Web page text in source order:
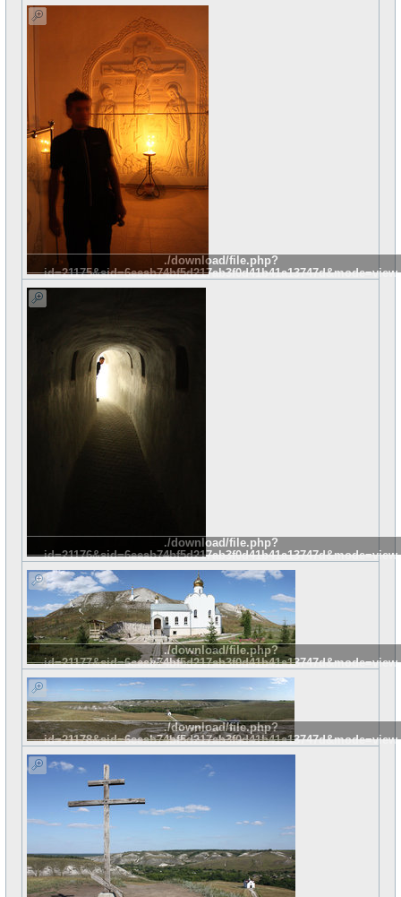
./download/file.php?
id=21175&sid=6eeab74bf5d217ab3f0d41b41a13747d&mode=view
./download/file.php?
id=21176&sid=6eeab74bf5d217ab3f0d41b41a13747d&mode=view
./download/file.php?
id=21177&sid=6eeab74bf5d217ab3f0d41b41a13747d&mode=view
./download/file.php?
id=21178&sid=6eeab74bf5d217ab3f0d41b41a13747d&mode=view